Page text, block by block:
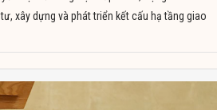
xây dựng và phát triển kết cấu hạ tầng giao